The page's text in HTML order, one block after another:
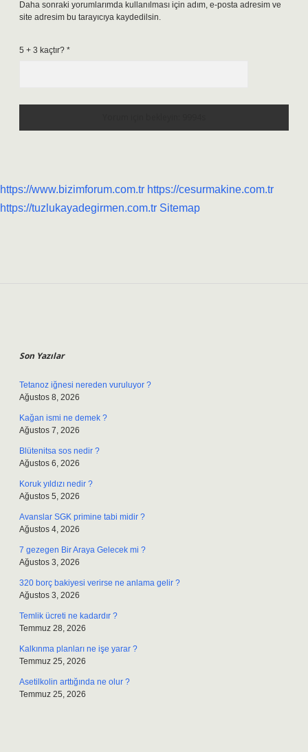
Daha sonraki yorumlarımda kullanılması için adım, e-posta adresim ve
site adresim bu tarayıcıya kaydedilsin.
5 + 3 kaçtır? *
https://www.bizimforum.com.tr https://cesurmakine.com.tr
https://tuzlukayadegirmen.com.tr Sitemap
Son Yazılar
Tetanoz iğnesi nereden vuruluyor ?
Ağustos 8, 2026
Kağan ismi ne demek ?
Ağustos 7, 2026
Blütenitsa sos nedir ?
Ağustos 6, 2026
Koruk yıldızı nedir ?
Ağustos 5, 2026
Avanslar SGK primine tabi midir ?
Ağustos 4, 2026
7 gezegen Bir Araya Gelecek mi ?
Ağustos 3, 2026
320 borç bakiyesi verirse ne anlama gelir ?
Ağustos 3, 2026
Temlik ücreti ne kadardır ?
Temmuz 28, 2026
Kalkınma planları ne işe yarar ?
Temmuz 25, 2026
Asetilkolin arttığında ne olur ?
Temmuz 25, 2026